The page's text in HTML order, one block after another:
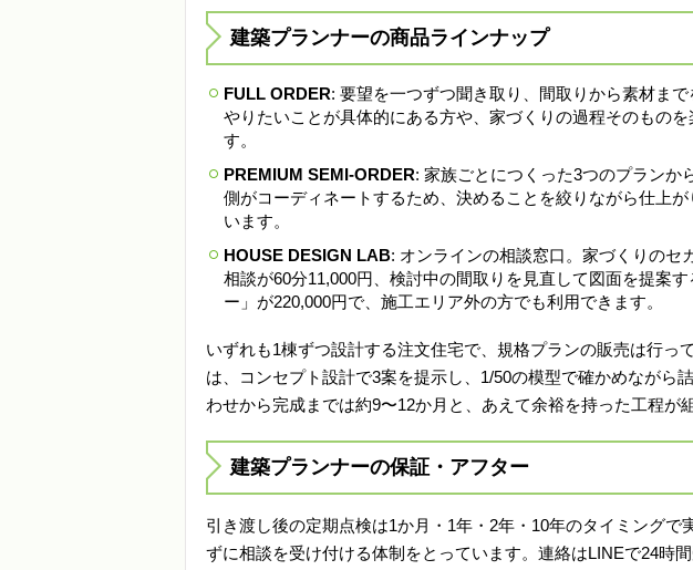
建築プランナーの商品ラインナップ
FULL ORDER: 要望を一つずつ聞き取り、間取りから素材まで
やりたいことが具体的にある方や、家づくりの過程そのもの
す。
PREMIUM SEMI-ORDER: 家族ごとにつくった3つのプランか
側がコーディネートするため、決めることを絞りながら仕上
います。
HOUSE DESIGN LAB: オンラインの相談窓口。家づくりのセ
相談が60分11,000円、検討中の間取りを見直して図面を提案
ー」が220,000円で、施工エリア外の方でも利用できます。
いずれも1棟ずつ設計する注文住宅で、規格プランの販売は行っ
は、コンセプト設計で3案を提示し、1/50の模型で確かめながら
わせから完成までは約9〜12か月と、あえて余裕を持った工程が
建築プランナーの保証・アフター
引き渡し後の定期点検は1か月・1年・2年・10年のタイミングで
ずに相談を受け付ける体制をとっています。連絡はLINEで24時